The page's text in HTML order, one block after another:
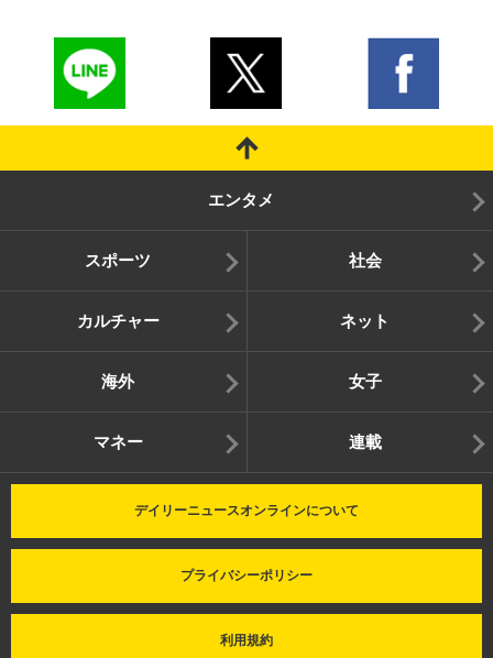
エンタメ
スポーツ 社会
カルチャー ネット
海外 女子
マネー 連載
デイリーニュースオンラインについて
プライバシーポリシー
利用規約